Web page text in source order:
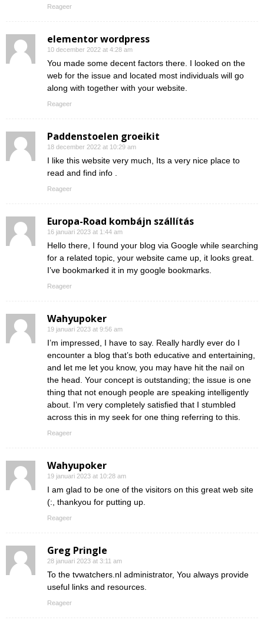
Reageer
elementor wordpress
10 december 2022 at 4:28 am
You made some decent factors there. I looked on the
web for the issue and located most individuals will go
along with together with your website.
Reageer
Paddenstoelen groeikit
18 december 2022 at 10:29 am
I like this website very much, Its a very nice place to
read and find info .
Reageer
Europa-Road kombájn szállítás
16 januari 2023 at 1:44 am
Hello there, I found your blog via Google while searching
for a related topic, your website came up, it looks great.
I’ve bookmarked it in my google bookmarks.
Reageer
Wahyupoker
19 januari 2023 at 9:56 am
I’m impressed, I have to say. Really hardly ever do I
encounter a blog that’s both educative and entertaining,
and let me let you know, you may have hit the nail on
the head. Your concept is outstanding; the issue is one
thing that not enough people are speaking intelligently
about. I’m very completely satisfied that I stumbled
across this in my seek for one thing referring to this.
Reageer
Wahyupoker
19 januari 2023 at 10:28 am
I am glad to be one of the visitors on this great web site
(:, thankyou for putting up.
Reageer
Greg Pringle
28 januari 2023 at 3:11 am
To the tvwatchers.nl administrator, You always provide
useful links and resources.
Reageer